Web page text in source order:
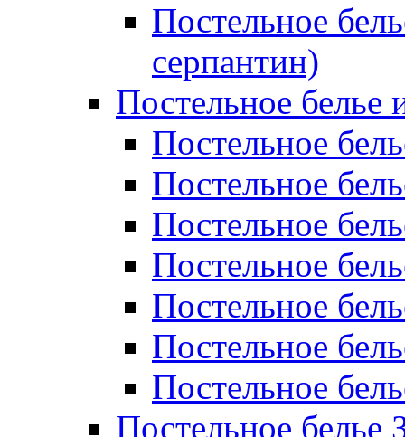
Постельное
серпантин)
Постельное белье
Постельное
Постельное
Постельное
Постельное
Постельное
Постельное
Постельное
Постельное белье